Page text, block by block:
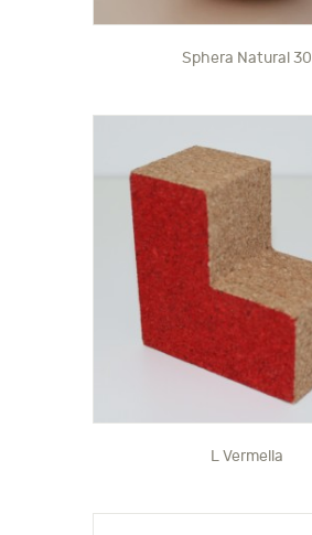
Sphera Natural 30
L Vermella